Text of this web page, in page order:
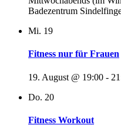
Badezentrum
Mi. 19
Fitness nur für Frauen
19. August @ 19:00 -
Do. 20
Fitness Workout